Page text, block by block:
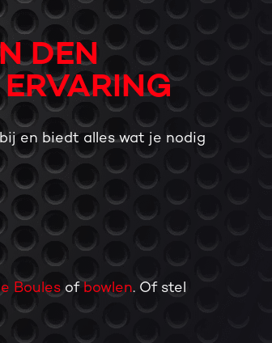
DEN
en biedt alles wat je nodig
Boulesof bowlen. Of stel